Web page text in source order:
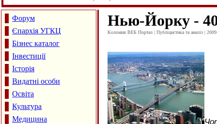
Форум
Єпархія УГКЦ
Бізнес каталог
Інвестиції
Історія
Видатні особи
Освіта
Культура
Медицина
Нью-Йорку -
Коломия ВЕБ Портал | Публіцистика та аналіз |